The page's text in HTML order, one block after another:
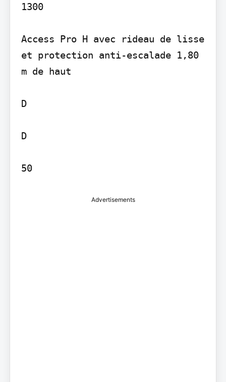
1300
Access Pro H avec rideau de lisse
et protection anti-escalade 1,80
m de haut
D
D
50
Advertisements